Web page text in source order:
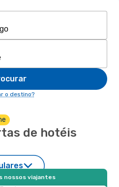
o destino?
de hotéis
nossos viajantes